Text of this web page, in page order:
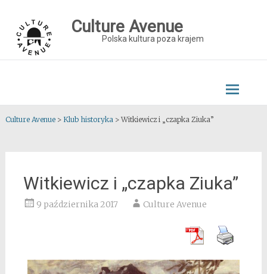
content
Culture Avenue
Polska kultura poza krajem
Culture Avenue> Klub historyka> Witkiewicz i „czapka Ziuka”
Witkiewicz i „czapka Ziuka”
9 października 2017 Culture Avenue